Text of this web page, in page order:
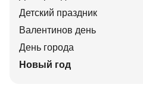
Детский праздник
Валентинов день
День города
Новый год